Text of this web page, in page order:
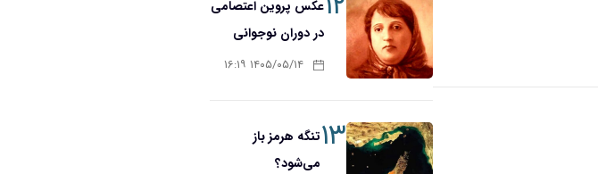
عکس پروین اعتصامی
در دوران نوجوانی
۱۴۰۵/۰۵/۱۴ ۱۶:۱۹
۱۳تنگه هرمز باز
می‌شود؟